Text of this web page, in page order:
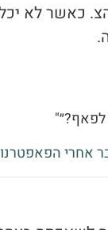
כאשר לא
אחרי